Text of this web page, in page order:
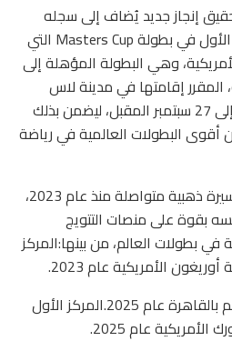
إنجاز جديد يُضاف إلى سجله
الحافل، بحصوله على المركز الأول في بطولة Masters Cup التي
وهي البطولة المؤهلة إلى
المقرر إقامتها في مدينة لاس
فيغاس خلال الفترة من 24 إلى 27 سبتمبر المقبل، ليضمن بذلك
البطولات العالمية في رياضة
ويأتي هذا التتويج تتويجًا لمسيرة ذهبية متواصلة منذ عام 2023،
بقوة على منصات التتويج
في بطولات العالم، من بينها:المركز
الأمريكية عام 2023.
المركز الأول في بطولة العالم بالقاهرة عام 2025.المركز الأول
عام 2025.